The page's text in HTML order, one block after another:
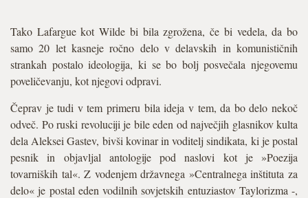
Tako Lafargue kot Wilde bi bila zgrožena, če bi vedela, da bo
samo 20 let kasneje ročno delo v delavskih in komunističnih
strankah postalo ideologija, ki se bo bolj posvečala njegovemu
poveličevanju, kot njegovi odpravi.
Čeprav je tudi v tem primeru bila ideja v tem, da bo delo nekoč
odveč. Po ruski revoluciji je bile eden od največjih glasnikov kulta
dela Aleksei Gastev, bivši kovinar in voditelj sindikata, ki je postal
pesnik in objavljal antologije pod naslovi kot je »Poezija
tovarniških tal«. Z vodenjem državnega »Centralnega inštituta za
delo« je postal eden vodilnih sovjetskih entuziastov Taylorizma -,